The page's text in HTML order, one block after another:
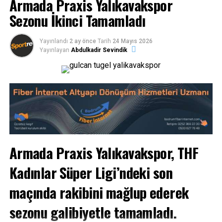
BODRUM HENTBOL
BODRUM SPOR HABERLERI
BODRUM SPOR TV
BODRUMSPOR KADIN HENTBOL
Bodrumspor Voleybolda adını Play-Off Final Grubuna
Yazdırdı..
Bodrum FK Deplasmandan 1 Puanla döndü..
Armada Praxis Yalıkavakspor
Sezonu İkinci Tamamladı
Yayınlandı 2 ay önce Tarih 24 Mayıs 2026
Yayınlayan Abdulkadir Sevindik
Armada Praxis Yalıkavakspor, THF
Kadınlar Süper Ligi’ndeki son
maçında rakibini mağlup ederek
sezonu galibiyetle tamamladı.